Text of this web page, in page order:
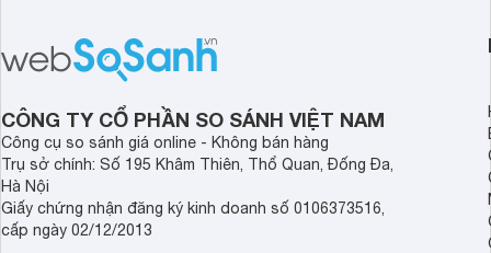
CÔNG TY CỔ PHẦN SO SÁNH VIỆT NAM
Công cụ so sánh giá online - Không bán hàng
Trụ sở chính: Số 195 Khâm Thiên, Thổ Quan, Đống Đa,
Hà Nội
Giấy chứng nhận đăng ký kinh doanh số 0106373516,
cấp ngày 02/12/2013